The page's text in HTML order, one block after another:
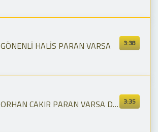
3:38
GÖNENLİ HALİS PARAN VARSA
3:35
ORHAN CAKIR PARAN VARSA DOSTUN VAR